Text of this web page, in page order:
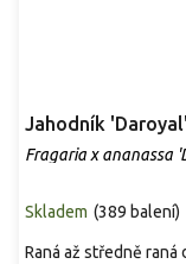
Jahodník 'Daroyal'
Fragaria x ananassa
Skladem (389 balení)
Raná až středně